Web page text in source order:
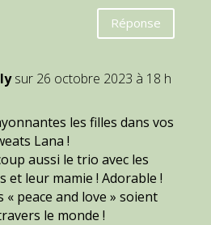
Réponse
sur 26 octobre 2023 à 18 h
les filles dans vos
Lana !
aussi le trio avec les
et leur mamie ! Adorable !
« peace and love » soient
le monde !